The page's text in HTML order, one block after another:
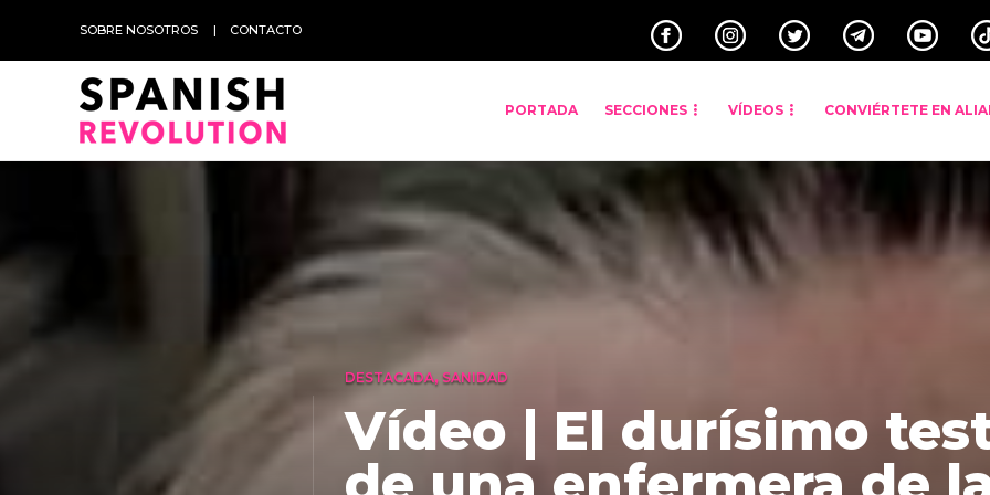
SOBRE NOSOTROS CONTACTO
PORTADA SECCIONES VÍDEOS CONVIÉRTETE EN
DESTACADA, SANIDAD
Vídeo | El durísimo